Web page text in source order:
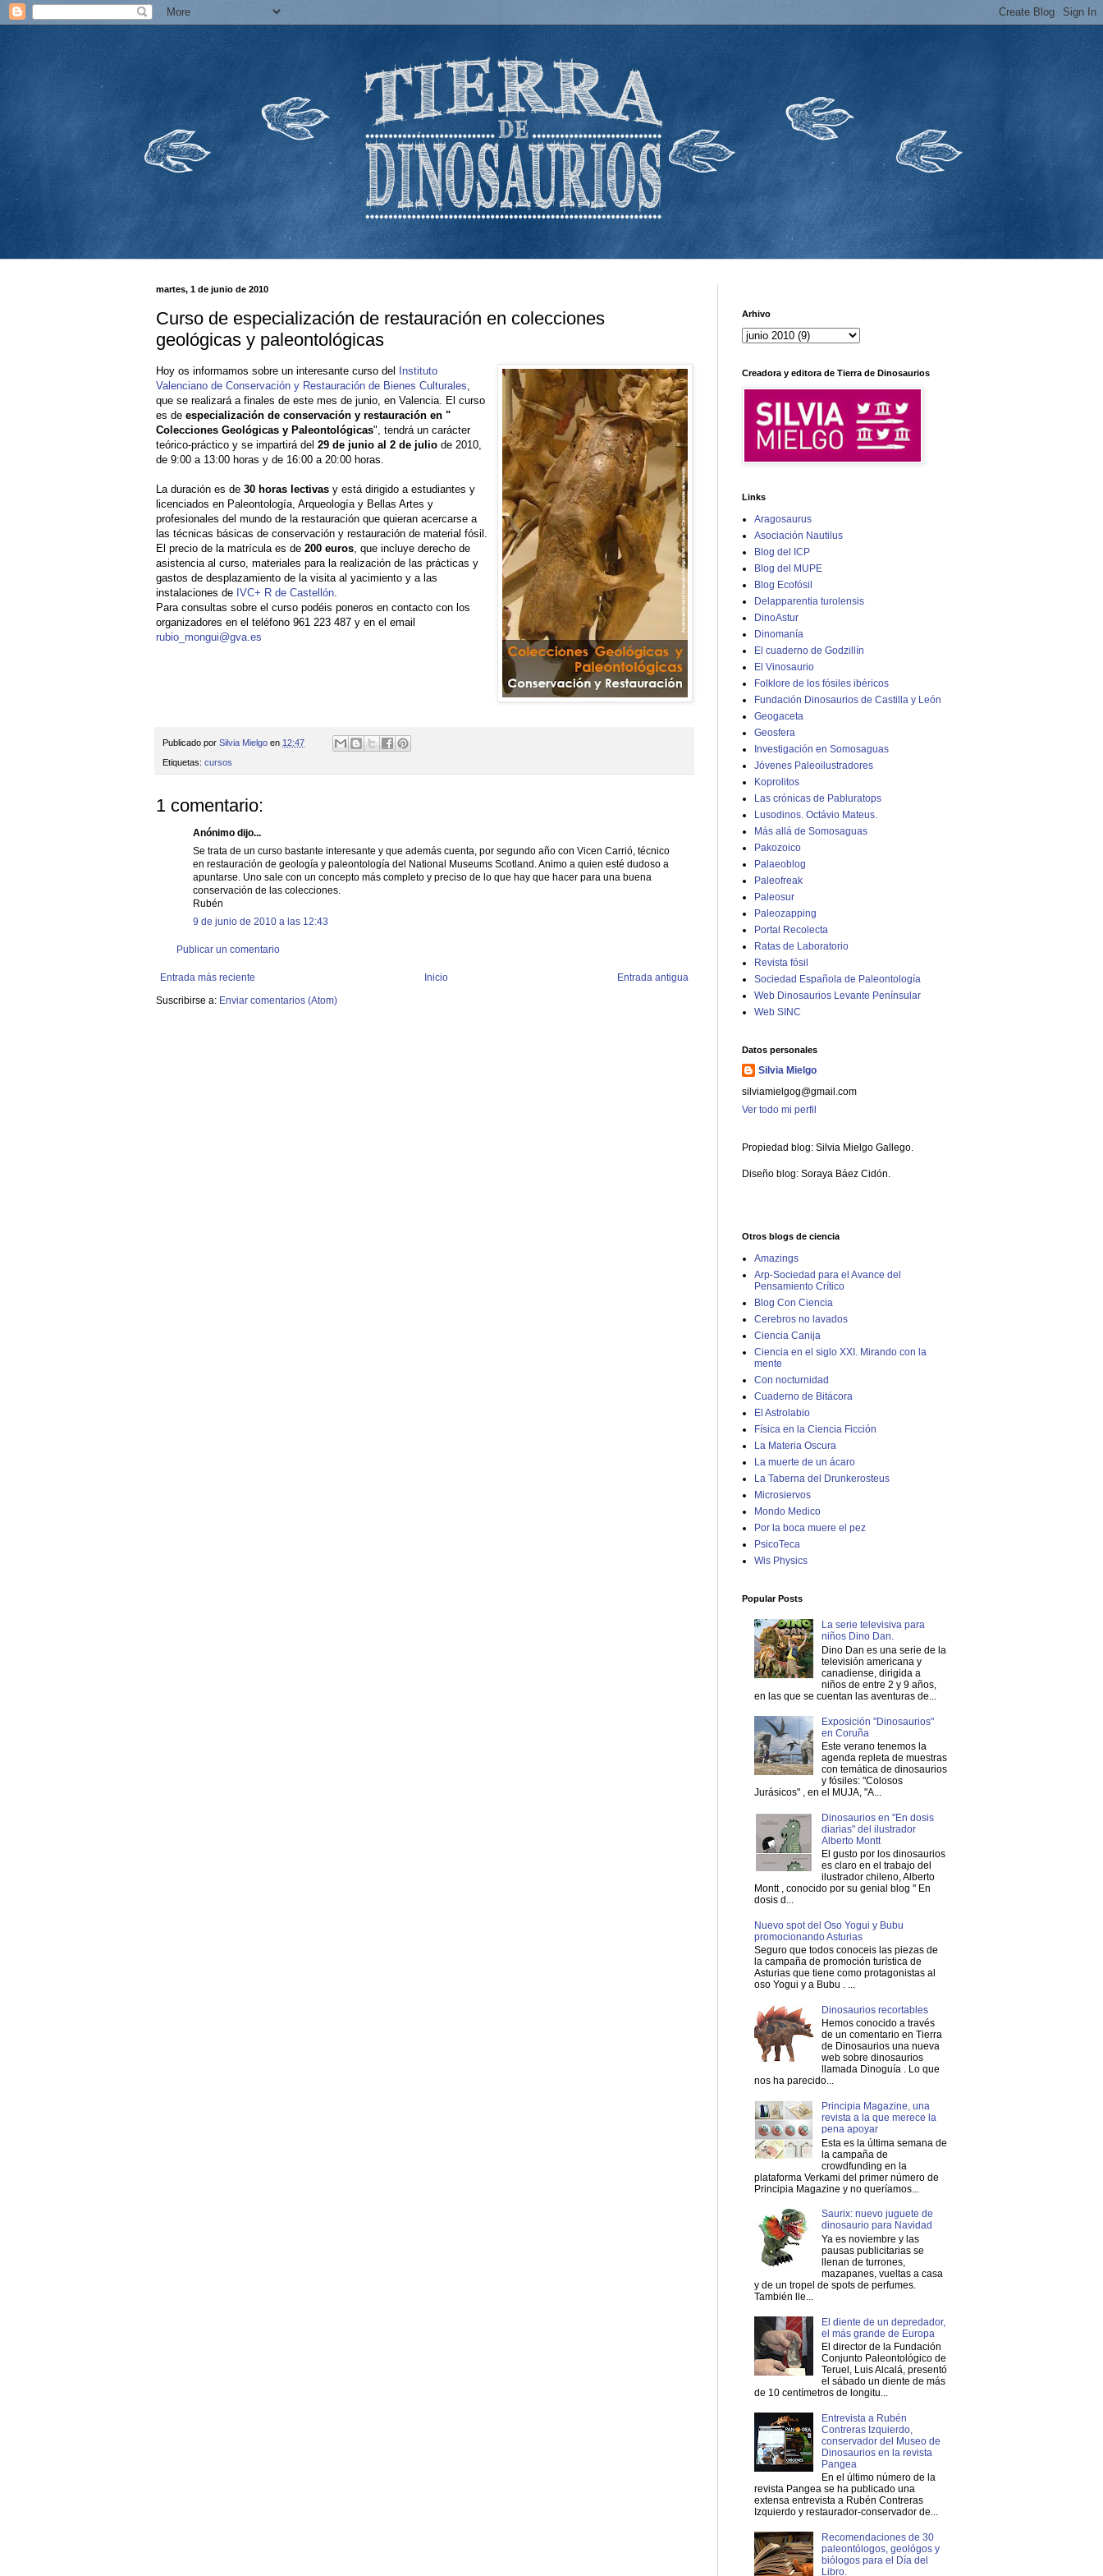
martes, 1 de junio de 2010
Curso de especialización de restauración en colecciones
geológicas y paleontológicas
Hoy os informamos sobre un interesante curso del Instituto
Valenciano de Conservación y Restauración de Bienes Culturales
que se realizará a finales de este mes de junio, en Valencia. El curso
es de especialización de conservación y restauración en "
Colecciones Geológicas y Paleontológicas", tendrá un carácter
teórico-práctico y se impartirá del 29 de junio al 2 de julio de 2010,
de 9:00 a 13:00 horas y de 16:00 a 20:00 horas.
La duración es de 30 horas lectivas y está dirigido a estudiantes y
licenciados en Paleontología, Arqueología y Bellas Artes y
profesionales del mundo de la restauración que quieran acercarse a
las técnicas básicas de conservación y restauración de material fósil.
El precio de la matrícula es de 200 euros , que incluye derecho de
asistencia al curso, materiales para la realización de las prácticas y
gastos de desplazamiento de la visita al yacimiento y a las
instalaciones de IVC+ R de Castellón
Para consultas sobre el curso podéis poneros en contacto con los
organizadores en el teléfono 961 223 487 y en el email
rubio_mongui@gva.es
Publicado por Silvia Mielgo en 12:47
Etiquetas: cursos
1 comentario:
Anónimo dijo...
Se trata de un curso bastante interesante y que además cuenta, por segundo año con Vicen Carrió, técnico
en restauración de geología y paleontología del National Museums Scotland. Animo a quien esté dudoso a
apuntarse. Uno sale con un concepto más completo y preciso de lo que hay que hacer para una buena
conservación de las colecciones.
Rubén
9 de junio de 2010 a las 12:43
Publicar un comentario
Entrada más reciente Entrada antigua
Inicio
Suscribirse a: Enviar comentarios (Atom)
Arhivo
Creadora y editora de Tierra de Dinosaurios
Links
Aragosaurus
Asociación Nautilus
Blog del ICP
Blog del MUPE
Blog Ecofósil
Delapparentia turolensis
DinoAstur
Dinomanía
El cuaderno de Godzillín
El Vinosaurio
Folklore de los fósiles ibéricos
Fundación Dinosaurios de Castilla y León
Geogaceta
Geosfera
Investigación en Somosaguas
Jóvenes Paleoilustradores
Koprolitos
Las crónicas de Pabluratops
Lusodinos. Octávio Mateus.
Más allá de Somosaguas
Pakozoico
Palaeoblog
Paleofreak
Paleosur
Paleozapping
Portal Recolecta
Ratas de Laboratorio
Revista fósil
Sociedad Española de Paleontología
Web Dinosaurios Levante Penínsular
Web SINC
Datos personales
Silvia Mielgo
silviamielgog@gmail.com
Ver todo mi perfil
Propiedad blog: Silvia Mielgo Gallego.
Diseño blog: Soraya Báez Cidón.
Otros blogs de ciencia
Amazings
Arp-Sociedad para el Avance del
Pensamiento Crítico
Blog Con Ciencia
Cerebros no lavados
Ciencia Canija
Ciencia en el siglo XXI. Mirando con la
mente
Con nocturnidad
Cuaderno de Bitácora
El Astrolabio
Física en la Ciencia Ficción
La Materia Oscura
La muerte de un ácaro
La Taberna del Drunkerosteus
Microsiervos
Mondo Medico
Por la boca muere el pez
PsicoTeca
Wis Physics
Popular Posts
La serie televisiva para
niños Dino Dan.
Dino Dan es una serie de la
televisión americana y
canadiense, dirigida a
niños de entre 2 y 9 años,
en las que se cuentan las aventuras de...
Exposición "Dinosaurios"
en Coruña
Este verano tenemos la
agenda repleta de muestras
con temática de dinosaurios
y fósiles: "Colosos
Jurásicos" , en el MUJA, "A...
Dinosaurios en "En dosis
diarias" del ilustrador
Alberto Montt
El gusto por los dinosaurios
es claro en el trabajo del
ilustrador chileno, Alberto
Montt , conocido por su genial blog " En
dosis d...
Nuevo spot del Oso Yogui y Bubu
promocionando Asturias
Seguro que todos conoceis las piezas de
la campaña de promoción turística de
Asturias que tiene como protagonistas al
oso Yogui y a Bubu . ...
Dinosaurios recortables
Hemos conocido a través
de un comentario en Tierra
de Dinosaurios una nueva
web sobre dinosaurios
llamada Dinoguía . Lo que
nos ha parecido...
Principia Magazine, una
revista a la que merece la
pena apoyar
Esta es la última semana de
la campaña de
crowdfunding en la
plataforma Verkami del primer número de
Principia Magazine y no queríamos...
Saurix: nuevo juguete de
dinosaurio para Navidad
Ya es noviembre y las
pausas publicitarias se
llenan de turrones,
mazapanes, vueltas a casa
y de un tropel de spots de perfumes.
También lle...
El diente de un depredador,
el más grande de Europa
El director de la Fundación
Conjunto Paleontológico de
Teruel, Luis Alcalá, presentó
el sábado un diente de más
de 10 centímetros de longitu...
Entrevista a Rubén
Contreras Izquierdo,
conservador del Museo de
Dinosaurios en la revista
Pangea
En el último número de la
revista Pangea se ha publicado una
extensa entrevista a Rubén Contreras
Izquierdo y restaurador-conservador de...
Recomendaciones de 30
paleontólogos, geológos y
biólogos para el Día del
Libro.